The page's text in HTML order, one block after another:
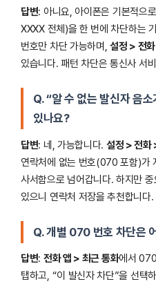
답변: 아니요, 아이폰은 기본적으
XXXX 전체)을 한 번에 차단하는
번호만 차단 가능하며,설정 > 전
있습니다. 패턴 차단은 통신사 서
Q. “알 수 없는 발신자 음
있나요?
답변: 네, 가능합니다. 설정 > 전화
연락처에 없는 번호(070 포함)가
사서함으로 넘어갑니다. 하지만
있으니 연락처 저장을 추천합니다.
Q. 개별 070 번호 차단은
답변: 전화 앱 > 최근 통화에서
탭하고, “이 발신자 차단”을 선택